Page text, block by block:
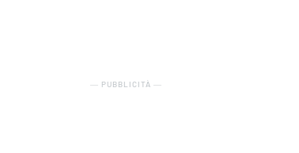
― PUBBLICITÀ ―